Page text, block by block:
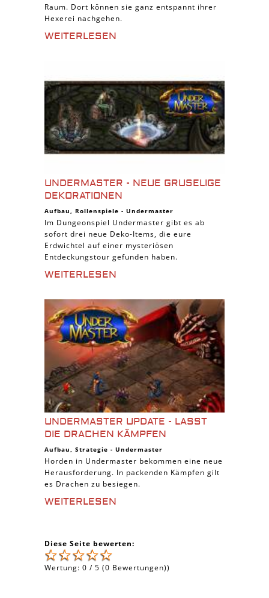
Raum. Dort können sie ganz entspannt ihrer
Hexerei nachgehen.
WEITERLESEN
UNDERMASTER - NEUE GRUSELIGE
DEKORATIONEN
Aufbau, Rollenspiele - Undermaster
Im Dungeonspiel Undermaster gibt es ab
sofort drei neue Deko-Items, die eure
Erdwichtel auf einer mysteriösen
Entdeckungstour gefunden haben.
WEITERLESEN
UNDERMASTER UPDATE - LASST
DIE DRACHEN KÄMPFEN
Aufbau, Strategie - Undermaster
Horden in Undermaster bekommen eine neue
Herausforderung. In packenden Kämpfen gilt
es Drachen zu besiegen.
WEITERLESEN
Diese Seite bewerten:
Wertung: 0 / 5 (0 Bewertungen))